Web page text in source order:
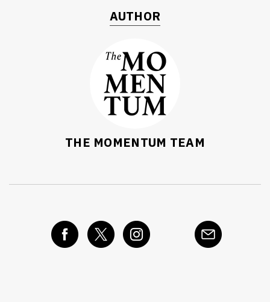
AUTHOR
THE MOMENTUM TEAM